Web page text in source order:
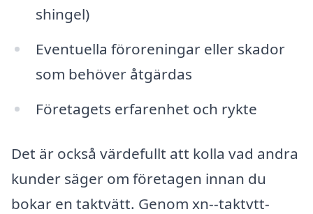
shingel)
Eventuella föroreningar eller skador
som behöver åtgärdas
Företagets erfarenhet och rykte
Det är också värdefullt att kolla vad andra
kunder säger om företagen innan du
bokar en taktvätt. Genom xn--taktvtt-